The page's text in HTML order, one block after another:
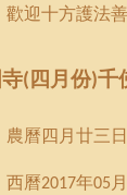
歡迎十方護法
(四月份)千
農曆四月廿三
西曆2017年05 月